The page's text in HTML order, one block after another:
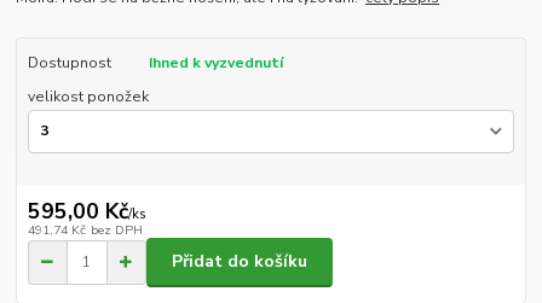
Dostupnost
Ihned k vyzvednutí
velikost ponožek
595,00 Kč/ks
491,74 Kč bez DPH
Přidat do košíku